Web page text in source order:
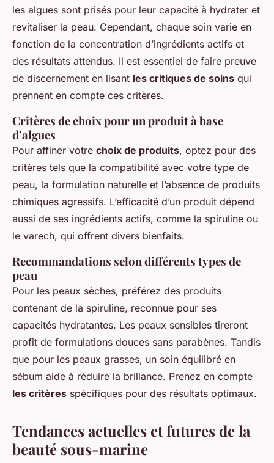
les algues sont prisés pour leur capacité à hydrater et
revitaliser la peau. Cependant, chaque soin varie en
fonction de la concentration d’ingrédients actifs et
des résultats attendus. Il est essentiel de faire preuve
de discernement en lisant les critiques de soins qui
prennent en compte ces critères.
Critères de choix pour un produit à base
d’algues
Pour affiner votre choix de produits, optez pour des
critères tels que la compatibilité avec votre type de
peau, la formulation naturelle et l’absence de produits
chimiques agressifs. L’efficacité d’un produit dépend
aussi de ses ingrédients actifs, comme la spiruline ou
le varech, qui offrent divers bienfaits.
Recommandations selon différents types de
peau
Pour les peaux sèches, préférez des produits
contenant de la spiruline, reconnue pour ses
capacités hydratantes. Les peaux sensibles tireront
profit de formulations douces sans parabènes. Tandis
que pour les peaux grasses, un soin équilibré en
sébum aide à réduire la brillance. Prenez en compte
les critères spécifiques pour des résultats optimaux.
Tendances actuelles et futures de la
beauté sous-marine